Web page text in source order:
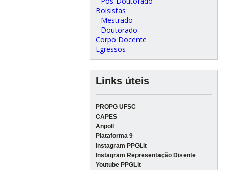
Bolsistas
Mestrado
Doutorado
Corpo Docente
Egressos
Links úteis
PROPG UFSC
CAPES
Anpoll
Plataforma 9
Instagram PPGLit
Instagram Representação Disente
Youtube PPGLit